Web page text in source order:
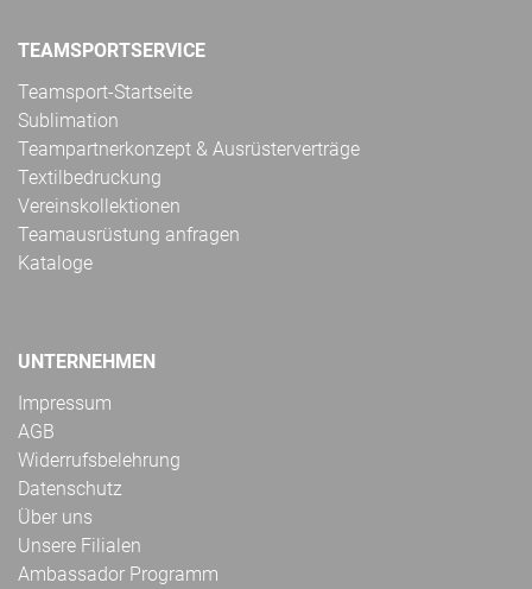
TEAMSPORTSERVICE
Teamsport-Startseite
Sublimation
Teampartnerkonzept & Ausrüsterverträge
Textilbedruckung
Vereinskollektionen
Teamausrüstung anfragen
Kataloge
UNTERNEHMEN
Impressum
AGB
Widerrufsbelehrung
Datenschutz
Über uns
Unsere Filialen
Ambassador Programm